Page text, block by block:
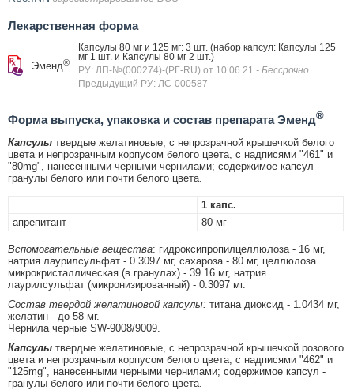
Лекарственная форма
Эменд®
Капсулы 80 мг и 125 мг: 3 шт. (набор капсул: Капсулы 125
мг 1 шт. и Капсулы 80 мг 2 шт.)
РУ: ЛП-№(000274)-(РГ-RU) от 10.06.21 - Бессрочно
Предыдущий РУ: ЛС-000587
Форма выпуска, упаковка и состав препарата Эменд®
Капсулы твердые желатиновые, с непрозрачной крышечкой белого
цвета и непрозрачным корпусом белого цвета, с надписями "461" и
"80mg", нанесенными черными чернилами; содержимое капсул -
гранулы белого или почти белого цвета.
1 капс.
апрепитант
80 мг
Вспомогательные вещества: гидроксипропилцеллюлоза - 16 мг,
натрия лаурилсульфат - 0.3097 мг, сахароза - 80 мг, целлюлоза
микрокристаллическая (в гранулах) - 39.16 мг, натрия
лаурилсульфат (микронизированный) - 0.3097 мг.
Состав твердой желатиновой капсулы: титана диоксид - 1.0434 мг,
желатин - до 58 мг.
Чернила черные SW-9008/9009.
Капсулы твердые желатиновые, с непрозрачной крышечкой розового
цвета и непрозрачным корпусом белого цвета, с надписями "462" и
"125mg", нанесенными черными чернилами; содержимое капсул -
гранулы белого или почти белого цвета.